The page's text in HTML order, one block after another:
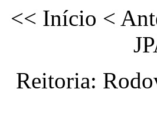
<< Início <
Reitoria: